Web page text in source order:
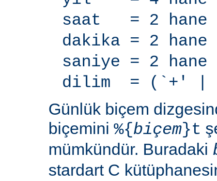
saat = 2 hane
dakika = 2 hane
saniye = 2 hane
dilim = (`+' |
Günlük biçem
biçemini %{ biçem }t
mümkündür. Buradaki
stardart C